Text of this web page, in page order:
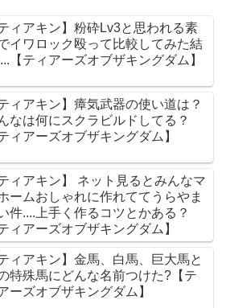
ティアキン】粉砕Lv3と思われる素
イワロック殴って比較してみた結
【ティアーズオブザキングダム】
ティアキン】瘴気武器の使い道は？
なは何にスクラビルドしてる？
ティアーズオブザキングダム】
ティアキン】 ネット見るとみんなマ
ームおしゃれに作れててうらやま
件....上手く作るコツとかある？
ティアーズオブザキングダム】
ティアキン】金馬、白馬、巨大馬と
特殊馬にどんな名前つけた?【テ
ーズオブザキングダム】